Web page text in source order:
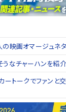
の映画オマージュネ
うなチャーハンを紹介
カートークでファン